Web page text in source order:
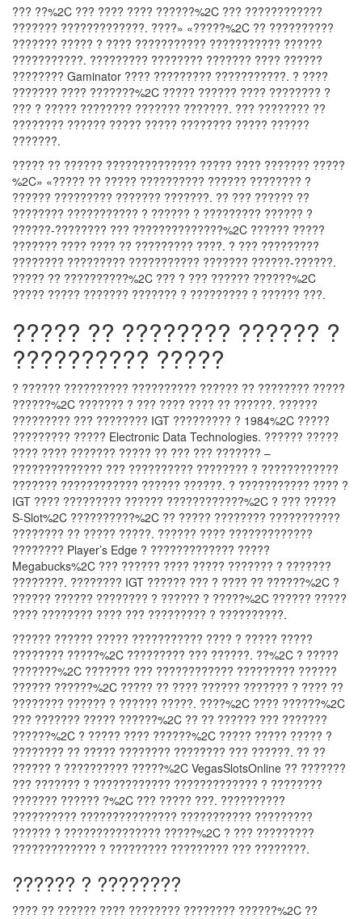
??? ??%2C ??? ???? ???? ??????%2C ??? ????????????
??????? ?????????????. ????» «?????%2C ?? ??????????
??????? ????? ? ???? ??????????? ??????????? ??????
???????????. ????????? ???????? ??????? ???? ??????
???????? Gaminator ???? ????????? ???????????. ? ????
??????? ???? ???????%2C ????? ?????? ???? ???????? ?
??? ? ????? ???????? ??????? ???????. ??? ???????? ??
???????? ?????? ????? ????? ???????? ????? ??????
???????.
????? ?? ?????? ?????????????? ????? ???? ??????? ?????
%2C» «????? ?? ????? ?????????? ?????? ???????? ?
?????? ????????? ??????? ???????. ?? ??? ?????? ??
???????? ??????????? ? ?????? ? ????????? ?????? ?
??????-???????? ??? ??????????????%2C ?????? ?????
??????? ???? ???? ?? ????????? ????. ? ??? ?????????
???????? ????????? ??????????? ??????? ??????-??????.
????? ?? ??????????%2C ??? ? ??? ?????? ??????%2C
????? ????? ??????? ??????? ? ????????? ? ?????? ???.
????? ?? ???????? ?????? ?
?????????? ?????
? ?????? ?????????? ?????????? ?????? ?? ???????? ?????
??????%2C ??????? ? ??? ???? ???? ?? ??????. ??????
????????? ??? ???????? IGT ????????? ? 1984%2C ?????
????????? ????? Electronic Data Technologies. ?????? ?????
???? ???? ??????? ????? ?? ??? ??? ??????? –
?????????????? ??? ?????????? ???????? ? ????????????
??????? ???????????? ?????? ??????. ? ??????????? ???? ?
IGT ???? ????????? ?????? ????????????%2C ? ??? ?????
S-Slot%2C ??????????%2C ?? ????? ???????? ???????????
???????? ?? ????? ?????. ?????? ???? ?????????????
???????? Player’s Edge ? ????????????? ?????
Megabucks%2C ??? ?????? ???? ????? ??????? ? ???????
????????. ???????? IGT ?????? ??? ? ???? ?? ??????%2C ?
?????? ?????? ???????? ? ?????? ? ?????%2C ?????? ?????
???? ???????? ???? ??? ????????? ? ??????????.
?????? ?????? ????? ??????????? ???? ? ????? ?????
???????? ?????%2C ????????? ??? ??????. ??%2C ? ?????
???????%2C ??????? ??? ???????????? ????????? ??????
?????? ??????%2C ????? ?? ???? ?????? ??????? ? ???? ??
???????? ?????? ? ?????? ?????. ????%2C ???? ??????%2C
??? ??????? ????? ??????%2C ?? ?? ?????? ??? ???????
??????%2C ? ????? ???? ??????%2C ????? ????? ????? ?
???????? ?? ????? ???????? ???????? ??? ??????. ?? ??
?????? ? ?????????? ?????%2C VegasSlotsOnline ?? ???????
??? ??????? ? ???????????? ????????????? ? ????????
??????? ?????? ?%2C ??? ????? ???. ??????????
?????????? ??????????????? ??????????? ?????????
?????? ? ??????????????? ?????%2C ? ??? ?????????
????????????? ? ????????? ????????? ??? ????????.
?????? ? ????????
???? ?? ?????? ???? ???????? ???????? ??????%2C ??